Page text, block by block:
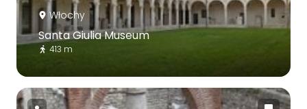
Włochy
Santa Giulia Museum
413 m